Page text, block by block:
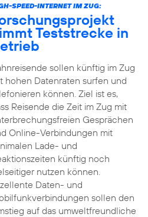
SPEED-INTERNET IM ZUG:
Teststrecke in
sollen künftig im Zug
hohen Datenraten surfen und
können. Ziel ist es,
Reisende die Zeit im Zug mit
Gesprächen
Online-Verbindungen mit
Lade- und
künftig noch
nutzen können.
Daten- und
sollen den
auf das umweltfreundliche